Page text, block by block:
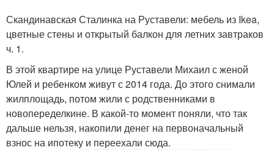
Скандинавская Сталинка на Руставели: мебель из Ikea,
цветные стены и открытый балкон для летних завтраков
ч. 1.
В этой квартире на улице Руставели Михаил с женой
Юлей и ребенком живут с 2014 года. До этого снимали
жилплощадь, потом жили с родственниками в
новопеределкине. В какой-то момент поняли, что так
дальше нельзя, накопили денег на первоначальный
взнос на ипотеку и переехали сюда.